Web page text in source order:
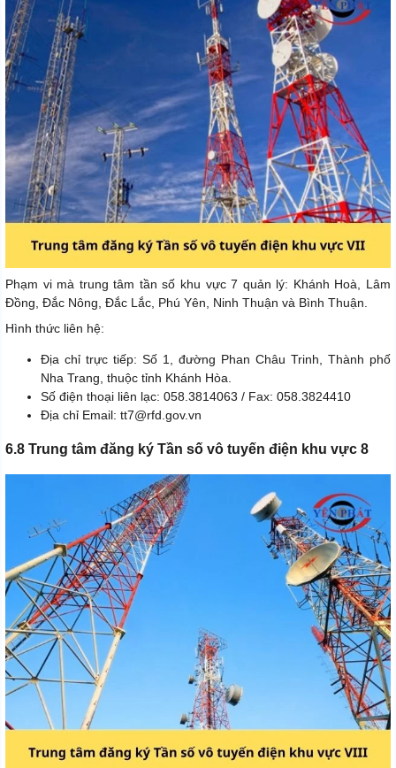
Phạm vi mà trung tâm tần số khu vực 7 quản lý: Khánh Hoà, Lâm
Đồng, Đắc Nông, Đắc Lắc, Phú Yên, Ninh Thuận và Bình Thuận.
Hình thức liên hệ:
Địa chỉ trực tiếp: Số 1, đường Phan Châu Trinh, Thành phố
Nha Trang, thuộc tỉnh Khánh Hòa.
Số điện thoại liên lạc: 058.3814063 / Fax: 058.3824410
Địa chỉ Email: tt7@rfd.gov.vn
6.8 Trung tâm đăng ký Tần số vô tuyến điện khu vực 8